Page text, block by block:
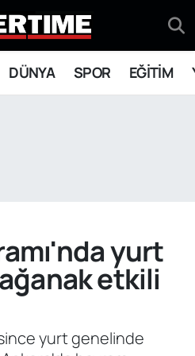
DÜNYA SPOR EĞİTİM
yurt
etkili
yurt genelinde
ve Fikstür